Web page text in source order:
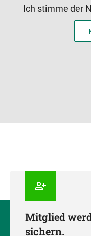
Ich stimme der
Mitglied
sichern.